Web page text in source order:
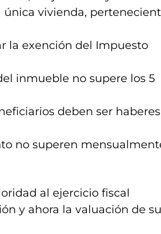
vivienda,
la exención del Impuesto
inmueble no supere los 5
deben ser haberes
no superen
al ejercicio fiscal
y ahora la valuación de su